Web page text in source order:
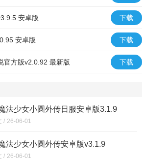
安卓版 下载
安卓版 下载
官方版v2.0.92 最新版 下载
法少女小圆外传日服安卓版3.1.9
/ 26-06-01
法少女小圆外传安卓版v3.1.9
/ 26-06-01